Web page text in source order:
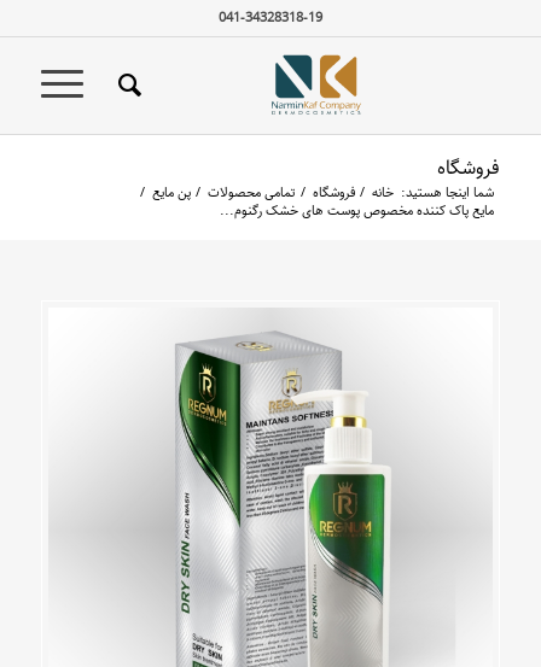
041-34328318-19
فروشگاه
شما اینجا هستید: خانه / فروشگاه / تمامی محصولات / پن مایع /
مایع پاک کننده مخصوص پوست های خشک رگنوم...